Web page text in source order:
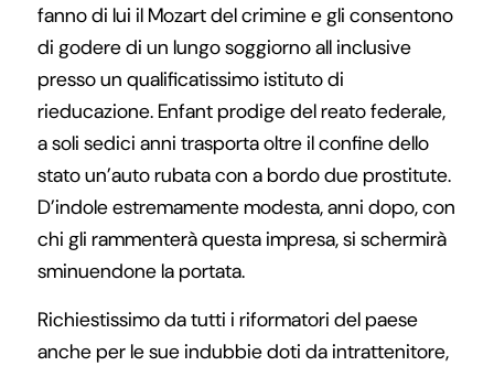
fanno di lui il Mozart del crimine e gli consentono
di godere di un lungo soggiorno all inclusive
presso un qualificatissimo istituto di
rieducazione. Enfant prodige del reato federale,
a soli sedici anni trasporta oltre il confine dello
stato un’auto rubata con a bordo due prostitute.
D’indole estremamente modesta, anni dopo, con
chi gli rammenterà questa impresa, si schermirà
sminuendone la portata.
Richiestissimo da tutti i riformatori del paese
anche per le sue indubbie doti da intrattenitore,